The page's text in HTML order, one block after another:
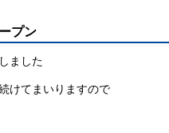
プン
ました
けてまいりますので